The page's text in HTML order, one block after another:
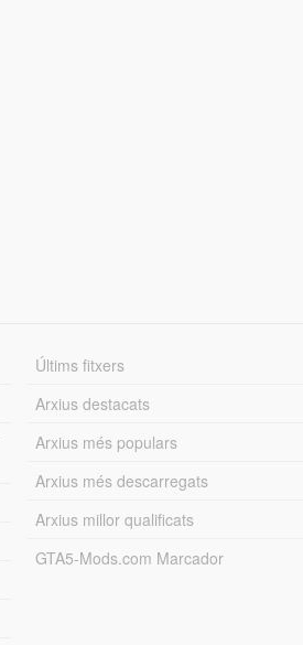
Últims fitxers
Arxius destacats
Arxius més populars
Arxius més descarregats
Arxius millor qualificats
GTA5-Mods.com Marcador